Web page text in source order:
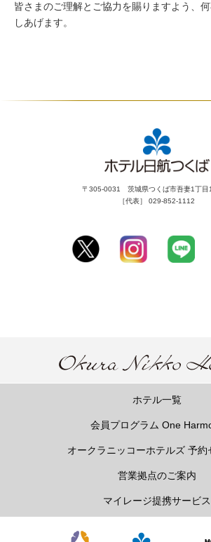
皆さまのご理解とご協力を賜りますよう、
しあげます。
〒305-0031 茨城県つくば市吾妻1丁目
［代表］ 029-852-1112
ホテル一覧
会員プログラム One
オークラニッコーホテルズ 予約
営業拠点のご案内
マイレージ提携サービス